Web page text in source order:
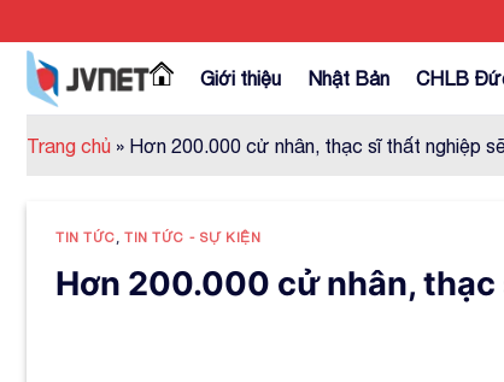
to
content
Giới thiệu Nhật Bản CHLB
Trang chủ » Hơn 200.000 cử nhân, thạc sĩ thất nghiệp
TIN TỨC ,TIN TỨC - SỰ KIỆN
Hơn 200.000 cử nhân,